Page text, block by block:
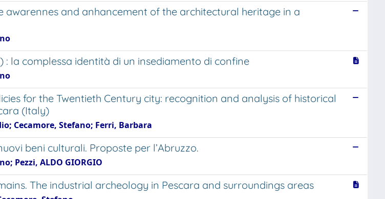
awarennes and anhancement of the architectural heritage in a
: la complessa identità di un insediamento di confine
for the Twentieth Century city: recognition and analysis of historical
(Italy)
Cecamore, Stefano; Ferri, Barbara
beni culturali. Proposte per l’Abruzzo.
Pezzi, ALDO GIORGIO
The industrial archeology in Pescara and surroundings areas